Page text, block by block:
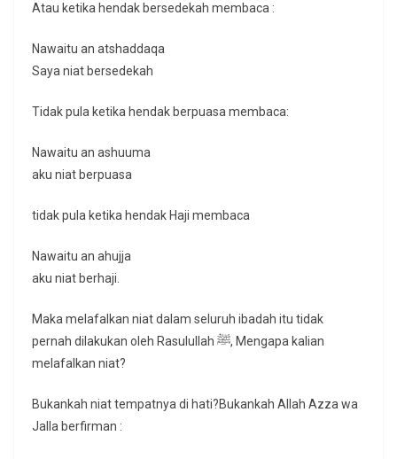
Atau ketika hendak bersedekah membaca :
Nawaitu an atshaddaqa
Saya niat bersedekah
Tidak pula ketika hendak berpuasa membaca:
Nawaitu an ashuuma
aku niat berpuasa
tidak pula ketika hendak Haji membaca
Nawaitu an ahujja
aku niat berhaji.
Maka melafalkan niat dalam seluruh ibadah itu tidak
pernah dilakukan oleh Rasulullah ﷺ, Mengapa kalian
melafalkan niat?
Bukankah niat tempatnya di hati?Bukankah Allah Azza wa
Jalla berfirman :